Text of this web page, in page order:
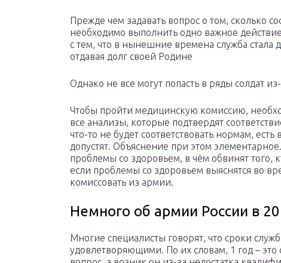
Прежде чем задавать вопрос о том, сколько
необходимо выполнить одно важное
с тем, что в нынешние времена служба стала
отдавая долг своей Родине
Однако не все могут попасть в ряды солдат
Чтобы пройти медицинскую комиссию,
все анализы, которые подтвердят
что-то не будет соответствовать нормам,
допустят. Объяснение при этом
проблемы со здоровьем, в чём обвинят того,
если проблемы со здоровьем выяснятся во
комиссовать из армии.
Немного об армии России в
Многие специалисты говорят, что сроки
удовлетворяющими. По их словам, 1 год –